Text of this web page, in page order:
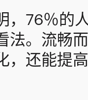
，76％的
法。流畅
，还能提